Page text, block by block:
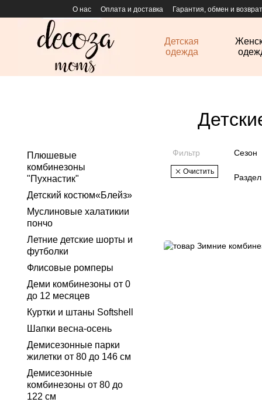
Перейти к основному контенту
О нас Оплата и доставка Гарантия, обмен и возврат
Детская
одежда
Фильтр
Очистить
Сезон
Раздел
Плюшевые
комбинезоны
"Пухнастик"
Детский костюм«Блейз»
Муслиновые халатикии
пончо
Летние детские шорты и
футболки
Флисовые ромперы
Деми комбинезоны от 0
до 12 месяцев
Куртки и штаны Softshell
Шапки весна-осень
Демисезонные парки
жилетки от 80 до 146 см
Демисезонные
комбинезоны от 80 до
122 см